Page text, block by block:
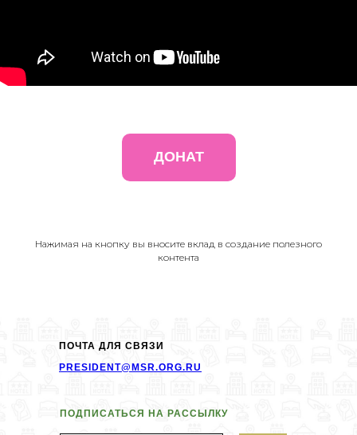
ДОНАТ
Нажимая на кнопку вы вносите вклад в создание полезного
контента
ПОЧТА ДЛЯ СВЯЗИ
ПОДПИСАТЬСЯ НА РАССЫЛКУ
PRESIDENT@MSR.ORG.RU